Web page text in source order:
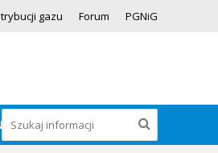
gazu Forum PGNiG